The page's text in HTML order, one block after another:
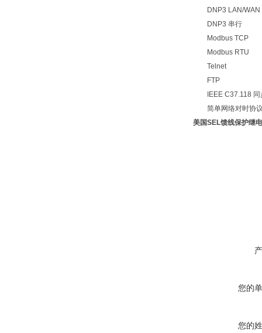
DNP3 LAN/WAN
DNP3 串行
Modbus TCP
Modbus RTU
Telnet
FTP
IEEE C37.118 同
简单网络对时协议
美国SEL馈线保护继
您的
您的